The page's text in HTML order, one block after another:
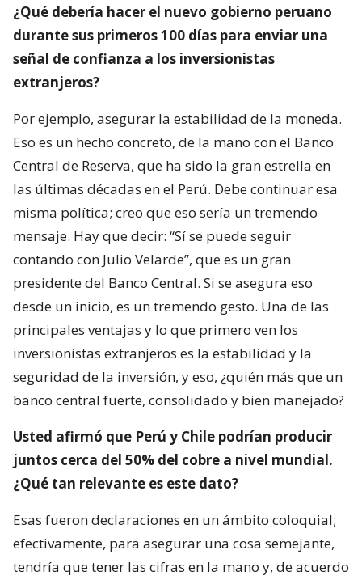
¿Qué debería hacer el nuevo gobierno peruano
durante sus primeros 100 días para enviar una
señal de confianza a los inversionistas
extranjeros?
Por ejemplo, asegurar la estabilidad de la moneda.
Eso es un hecho concreto, de la mano con el Banco
Central de Reserva, que ha sido la gran estrella en
las últimas décadas en el Perú. Debe continuar esa
misma política; creo que eso sería un tremendo
mensaje. Hay que decir: “Sí se puede seguir
contando con Julio Velarde”, que es un gran
presidente del Banco Central. Si se asegura eso
desde un inicio, es un tremendo gesto. Una de las
principales ventajas y lo que primero ven los
inversionistas extranjeros es la estabilidad y la
seguridad de la inversión, y eso, ¿quién más que un
banco central fuerte, consolidado y bien manejado?
Usted afirmó que Perú y Chile podrían producir
juntos cerca del 50% del cobre a nivel mundial.
¿Qué tan relevante es este dato?
Esas fueron declaraciones en un ámbito coloquial;
efectivamente, para asegurar una cosa semejante,
tendría que tener las cifras en la mano y, de acuerdo